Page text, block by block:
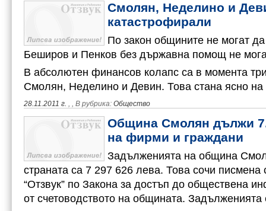
Смолян, Неделино и
катастрофирали
По закон общините не могат
Беширов и Пенков без държавна помощ не
В абсолютен финансов колапс са в момента
Смолян, Неделино и Девин. Това стана ясно
28.11.2011 г. , , В рубрика: Общество
Община Смолян дължи
на фирми и граждани
Задълженията на община
страната са 7 297 626 лева. Това сочи писмена
“Отзвук” по Закона за достъп до обществена
от счетоводството на общината.